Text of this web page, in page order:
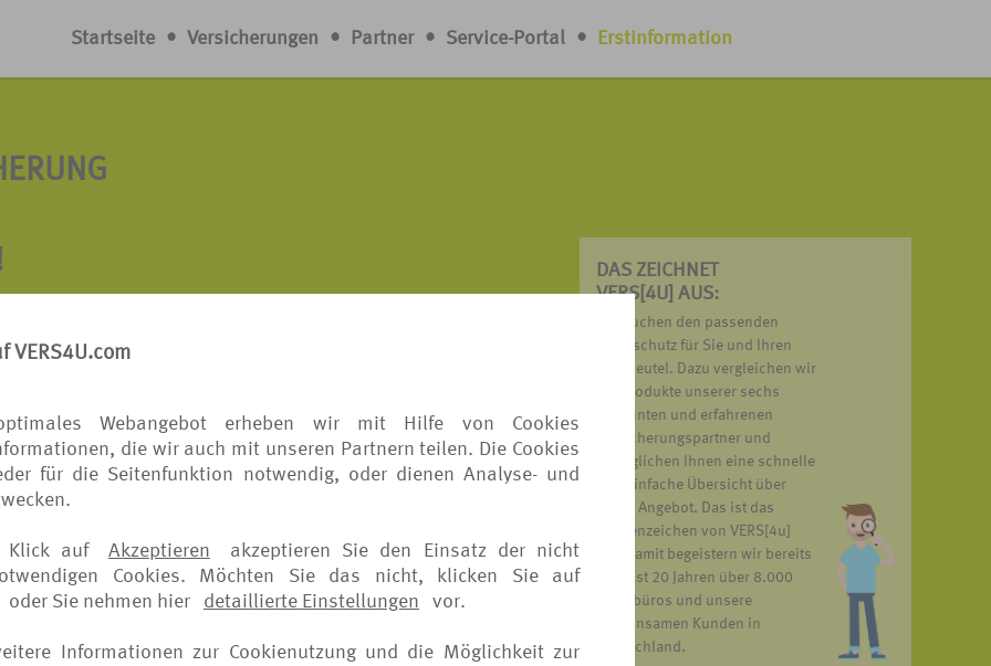
VERS4U.com
Webangebot erheben wir mit Hilfe von Cookies
die wir auch mit unseren Partnern teilen. Die Cookies
für die Seitenfunktion notwendig, oder dienen Analyse- und
Klick auf Akzeptieren
akzeptieren Sie den Einsatz der nicht
Cookies. Möchten Sie das nicht, klicken Sie auf
oder Sie nehmen hier detaillierte Einstellungen vor.
Informationen zur Cookienutzung und die Möglichkeit zur
Startseite • Versicherungen • Partner • Service-Portal • Erstinformation
hat, kennt dieses flaue Gefühl in der Magengegend, wenn
wartet, und wartet... Wenn der Koffer schließlich doch noch
im Wege. Aber falls doch nicht, was nun?
nicht das Lieblingssommerkleid und die
der Zeitwert des verschwundenen Gepäcks erstattet*.
Anspruch genommen werden bei:
DAS ZEICHNET
VERS[4U] AUS:
Wir suchen den passenden
Reiseschutz für Sie und Ihren
Geldbeutel. Dazu vergleichen wir
die Produkte unserer sechs
bekannten und erfahrenen
Versicherungspartner und
ermöglichen Ihnen eine schnelle
und einfache Übersicht über
unser Angebot. Das ist das
Markenzeichen von VERS[4u]
und damit begeistern wir bereits
seit fast 20 Jahren über 8.000
Reisebüros und unsere
gemeinsamen Kunden in
Deutschland.